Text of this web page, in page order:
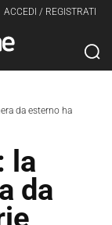
ACCEDI / REGISTRATI
da esterno ha
la
da